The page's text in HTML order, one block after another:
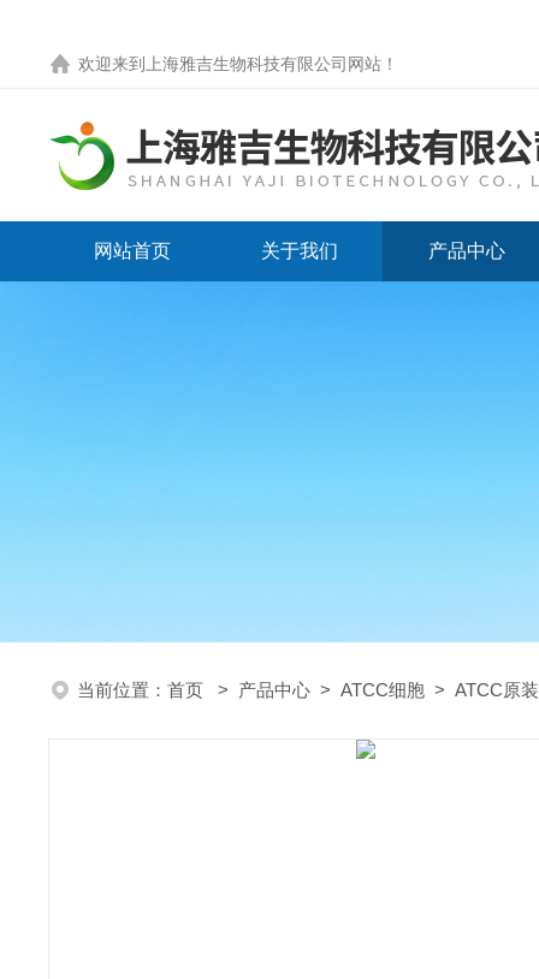
欢迎来到 上海雅吉生物科技有限公司网站 ！
网站首页 关于我们 产品中心
当前位置： 首页 > 产品中心 > ATCC细胞 > ATCC原